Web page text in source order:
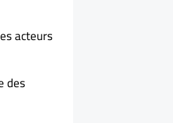
acteurs
des